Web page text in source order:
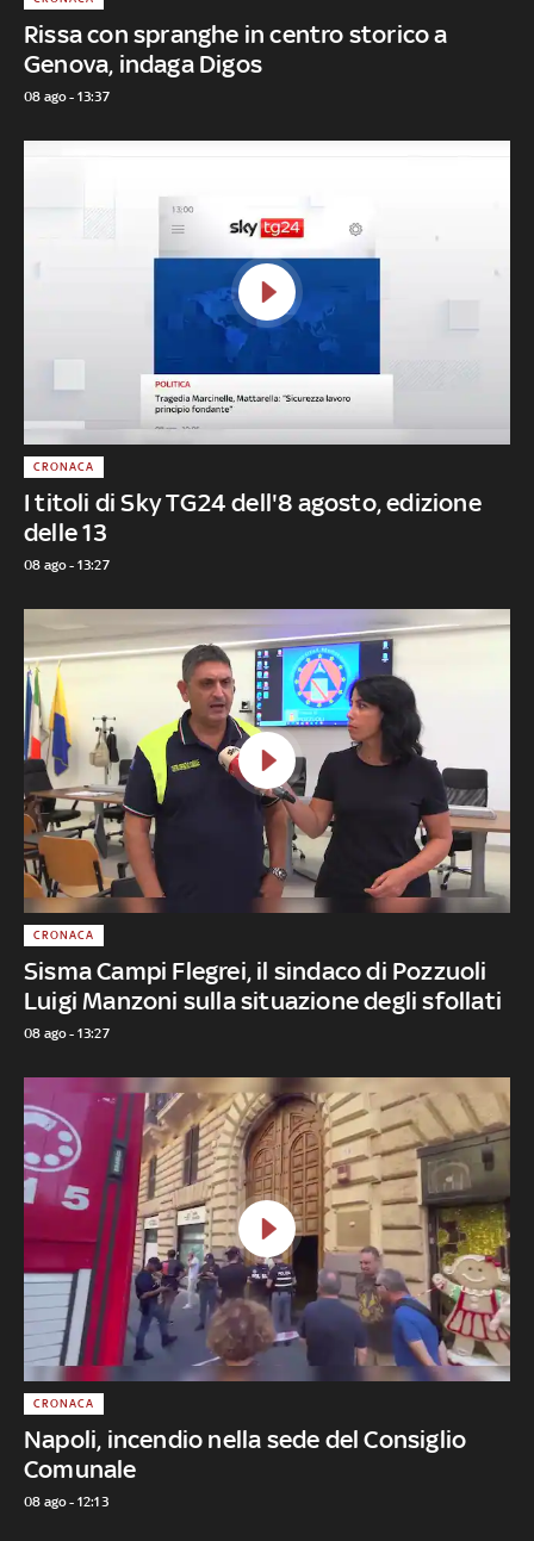
Rissa con spranghe in centro storico a
Genova, indaga Digos
08 ago - 13:37
I titoli di Sky TG24 dell'8 agosto, edizione
delle 13
CRONACA
08 ago - 13:27
Sisma Campi Flegrei, il sindaco di Pozzuoli
Luigi Manzoni sulla situazione degli sfollati
CRONACA
08 ago - 13:27
Napoli, incendio nella sede del Consiglio
Comunale
CRONACA
08 ago - 12:13